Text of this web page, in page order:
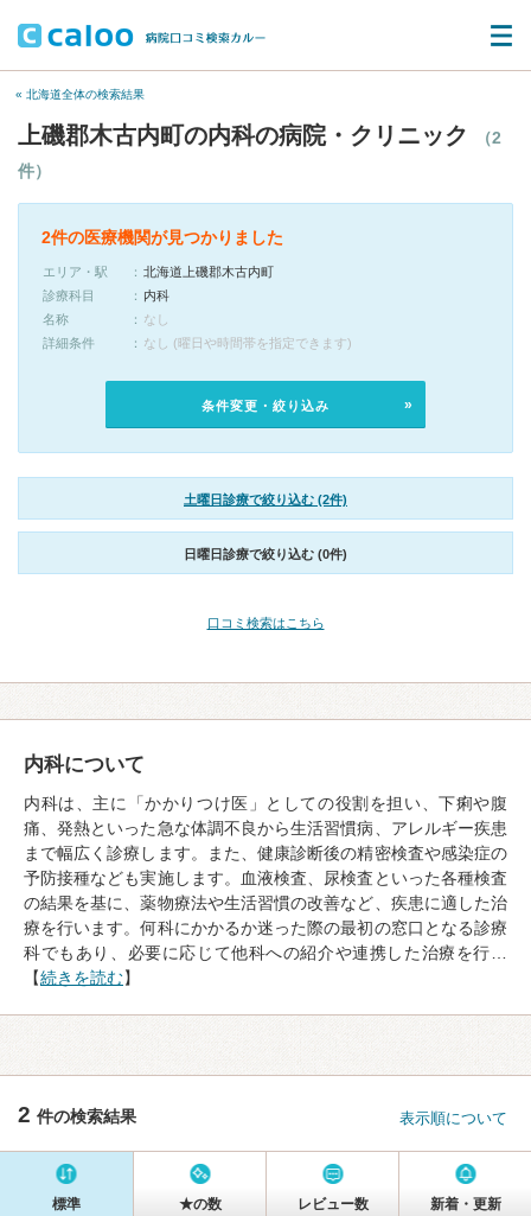
« 北海道全体の検索結果
上磯郡木古内町の内科の病院・クリニック
（2
件）
2件の医療機関が見つかりました
エリア・駅
北海道上磯郡木古内町
診療科目
内科
名称
なし
詳細条件
なし (曜日や時間帯を指定できます)
条件変更・絞り込み
土曜日診療で絞り込む (2件)
日曜日診療で絞り込む (0件)
口コミ検索はこちら
内科について
内科は、主に「かかりつけ医」としての役割を担い、下痢や腹
痛、発熱といった急な体調不良から生活習慣病、アレルギー疾患
まで幅広く診療します。また、健康診断後の精密検査や感染症の
予防接種なども実施します。血液検査、尿検査といった各種検査
の結果を基に、薬物療法や生活習慣の改善など、疾患に適した治
療を行います。何科にかかるか迷った際の最初の窓口となる診療
科でもあり、必要に応じて他科への紹介や連携した治療を行…
【続きを読む】
2 件の検索結果 表示順について
標準 ★の数 レビュー数 新着・更新